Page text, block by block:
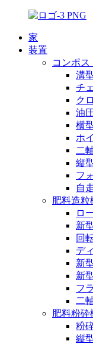
家
装置
コンポス
溝
チ
ク
油
横
ホ
二
縦
フ
自
肥料造粒
ロ
新
回
デ
新
新
フ
二
肥料粉砕
粉
縦